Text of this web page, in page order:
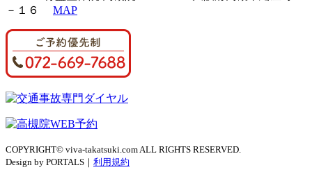
－１６ MAP
COPYRIGHT© viva-takatsuki.com ALL RIGHTS RESERVED.
Design by PORTALS｜ 利用規約